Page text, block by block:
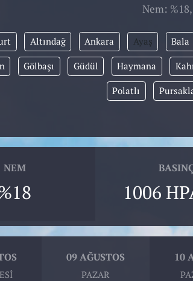
Nem:
Altındağ Ankara Ayaş Bala
Gölbaşı Güdül Haymana
Polatlı
NEM
1006
09 AĞUSTOS
PAZAR
10